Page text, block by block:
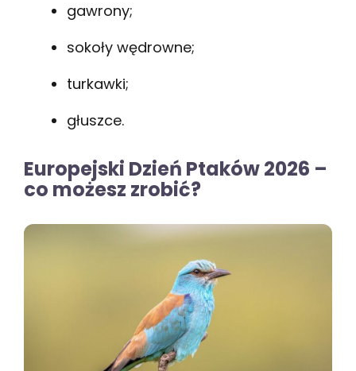
gawrony;
sokoły wędrowne;
turkawki;
głuszce.
Europejski Dzień Ptaków 2026 –
co możesz zrobić?